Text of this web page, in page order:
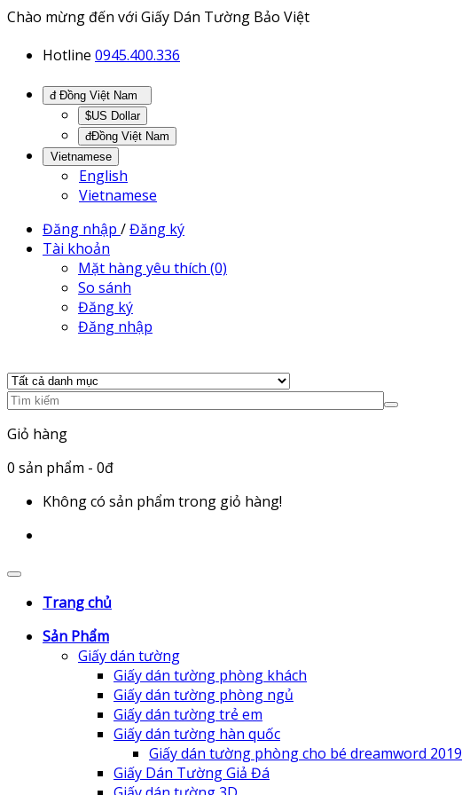
Chào mừng đến với Giấy Dán Tường Bảo Việt
Hotline 0945.400.336
$US Dollar
đĐồng Việt Nam
Vietnamese
English
Vietnamese
Đăng nhập /Đăng ký
Tài khoản
Mặt hàng yêu thích (0)
So sánh
Đăng ký
Đăng nhập
Giỏ hàng
0 sản phẩm - 0đ
Không có sản phẩm trong giỏ hàng!
Trang chủ
Sản Phẩm
Giấy dán tường
Giấy dán tường phòng khách
Giấy dán tường phòng ngủ
Giấy dán tường trẻ em
Giấy dán tường hàn quốc
Giấy dán tường phòng cho bé dreamword 2019
Giấy Dán Tường Giả Đá